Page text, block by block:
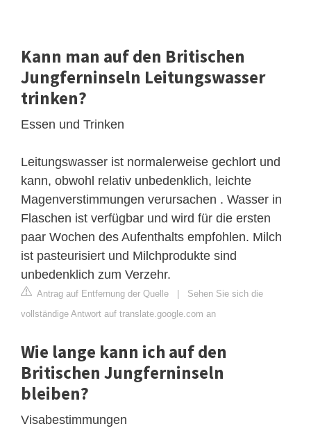
Kann man auf den Britischen
Jungferninseln Leitungswasser
trinken?
Essen und Trinken
Leitungswasser ist normalerweise gechlort und
kann, obwohl relativ unbedenklich, leichte
Magenverstimmungen verursachen . Wasser in
Flaschen ist verfügbar und wird für die ersten
paar Wochen des Aufenthalts empfohlen. Milch
ist pasteurisiert und Milchprodukte sind
unbedenklich zum Verzehr.
Antrag auf Entfernung der Quelle
Sehen Sie sich die
vollständige Antwort auf translate.google.com an
Wie lange kann ich auf den
Britischen Jungferninseln
bleiben?
Visabestimmungen